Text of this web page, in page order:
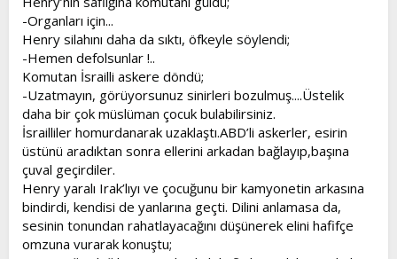
-Organları için...
Henry silahını daha da sıktı, öfkeyle söylendi;
-Hemen defolsunlar !..
Komutan İsrailli askere döndü;
-Uzatmayın, görüyorsunuz sinirleri bozulmuş....Üstelik
daha bir çok müslüman çocuk bulabilirsiniz.
İsrailliler homurdanarak uzaklaştı.ABD’li askerler, esirin
üstünü aradıktan sonra ellerini arkadan bağlayıp,başına
çuval geçirdiler.
Henry yaralı Irak’lıyı ve çocuğunu bir kamyonetin arkasına
bindirdi, kendisi de yanlarına geçti. Dilini anlamasa da,
sesinin tonundan rahatlayacağını düşünerek elini hafifçe
omzuna vurarak konuştu;